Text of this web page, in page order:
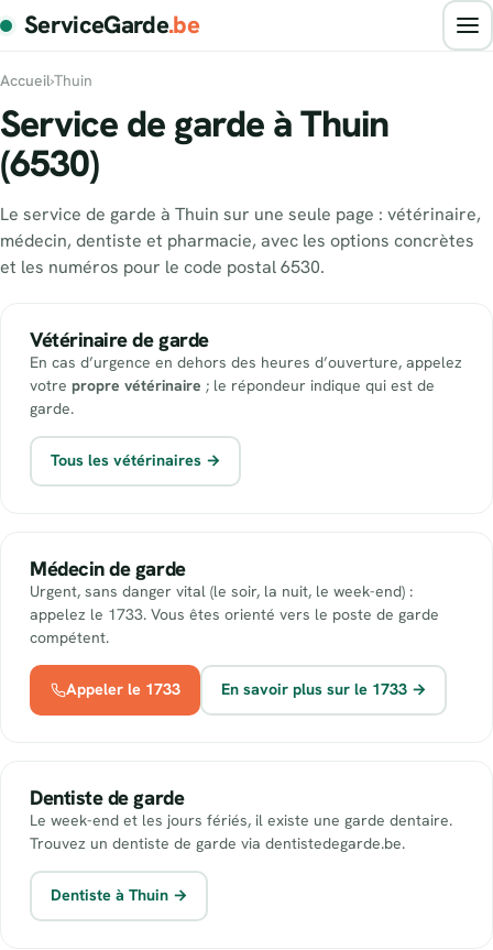
ServiceGarde.be
Accueil›Thuin
Service de garde à Thuin
(6530)
Le service de garde à Thuin sur une seule page : vétérinaire,
médecin, dentiste et pharmacie, avec les options concrètes
et les numéros pour le code postal 6530.
Vétérinaire de garde
En cas d’urgence en dehors des heures d’ouverture, appelez
votre propre vétérinaire ; le répondeur indique qui est de
garde.
Tous les vétérinaires →
Médecin de garde
Urgent, sans danger vital (le soir, la nuit, le week-end) :
appelez le 1733. Vous êtes orienté vers le poste de garde
compétent.
Appeler le 1733 En savoir plus sur le 1733 →
Dentiste de garde
Le week-end et les jours fériés, il existe une garde dentaire.
Trouvez un dentiste de garde via dentistedegarde.be.
Dentiste à Thuin →